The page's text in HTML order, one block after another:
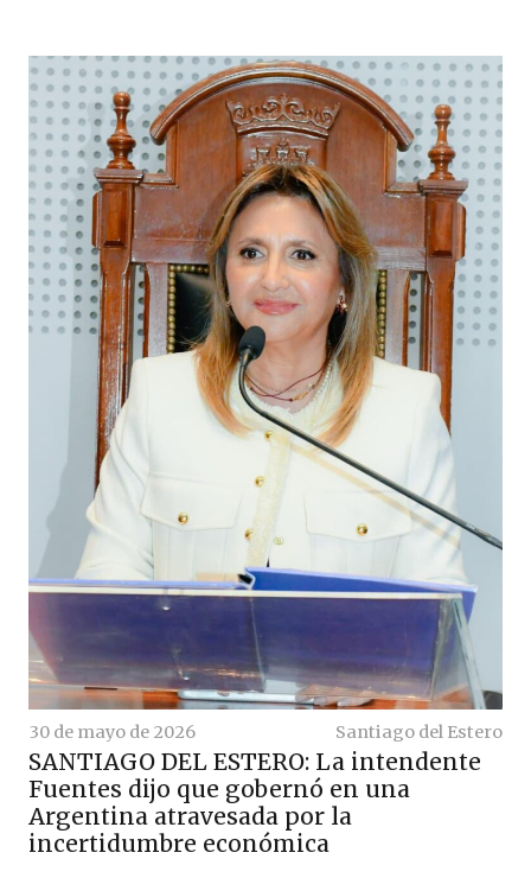
30 de mayo de 2026 Santiago del Estero
SANTIAGO DEL ESTERO: La intendente
Fuentes dijo que gobernó en una
Argentina atravesada por la
incertidumbre económica